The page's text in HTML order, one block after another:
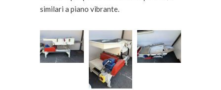
similari a piano vibrante.